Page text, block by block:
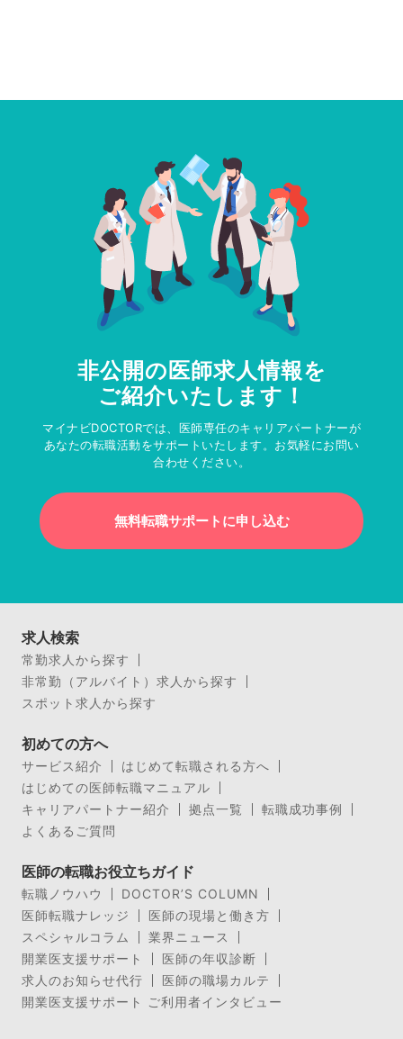
非公開の医師求人情報を
ご紹介いたします！
マイナビDOCTORでは、医師専任のキャリアパートナーが
あなたの転職活動をサポートいたします。お気軽にお問い
合わせください。
無料転職サポートに申し込む
求人検索
常勤求人から探す
非常勤（アルバイト）求人から探す
スポット求人から探す
初めての方へ
サービス紹介
はじめて転職される方へ
はじめての医師転職マニュアル
キャリアパートナー紹介
拠点一覧
転職成功事例
よくあるご質問
医師の転職お役立ちガイド
転職ノウハウ
DOCTOR’S COLUMN
医師転職ナレッジ
医師の現場と働き方
スペシャルコラム
業界ニュース
開業医支援サポート
医師の年収診断
求人のお知らせ代行
医師の職場カルテ
開業医支援サポート ご利用者インタビュー